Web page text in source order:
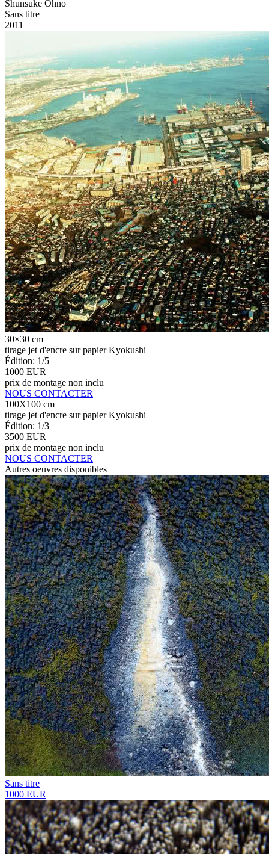
Shunsuke Ohno
Sans titre
2011
30×30 cm
tirage jet d'encre sur papier Kyokushi
Édition: 1/5
1000 EUR
prix de montage non inclu
NOUS CONTACTER
100X100 cm
tirage jet d'encre sur papier Kyokushi
Édition: 1/3
3500 EUR
prix de montage non inclu
NOUS CONTACTER
Autres oeuvres disponibles
Sans titre
1000 EUR